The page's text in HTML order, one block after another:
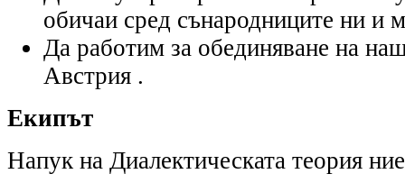
обичаи сред сънародниците ни и
Да работим за обединяване на
Австрия .
Екипът
Напук на Диалектическата теория